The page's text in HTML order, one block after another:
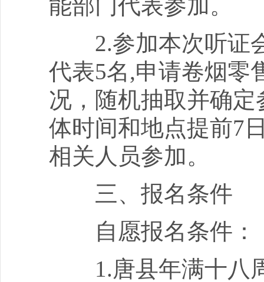
能部门代表参加。
2.参加本次听证会
代表5名,申请卷烟零
况，随机抽取并确
体时间和地点提前7
相关人员参加。
三、报名条件
自愿报名条件：
1.唐县年满十八周